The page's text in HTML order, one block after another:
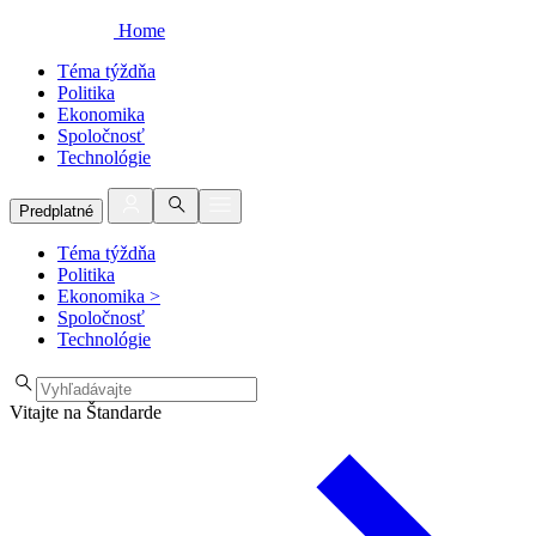
Home
Téma týždňa
Politika
Ekonomika
Spoločnosť
Technológie
Predplatné
Téma týždňa
Politika
Ekonomika >
Spoločnosť
Technológie
Vitajte na Štandarde